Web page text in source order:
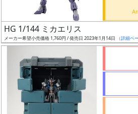
況
売
HG 1/144 ミカエリス
メーカー希望小売価格 1,760円 / 発売日 2023年1月14日 （詳細ペ